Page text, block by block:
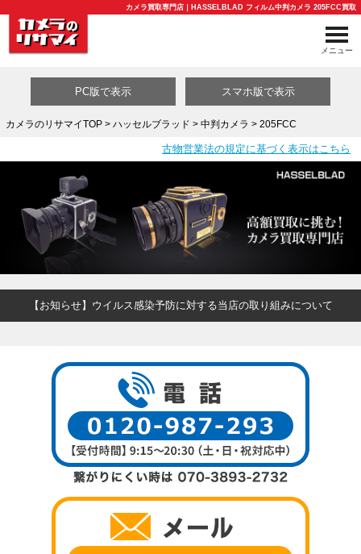
カメラ買取専門店｜HASSELBLAD フィルム中判カメラ 205FCC買取
メニュー
買取カテゴリ一覧
PC版で表示 スマホ版で表示
カメラのリサマイTOP> ハッセルブラッド > 中判カメラ > 205FCC
古物営業法の規定に基づく表示はこちら
【お知らせ】ウイルス感染予防に対する当店の取り組みについて